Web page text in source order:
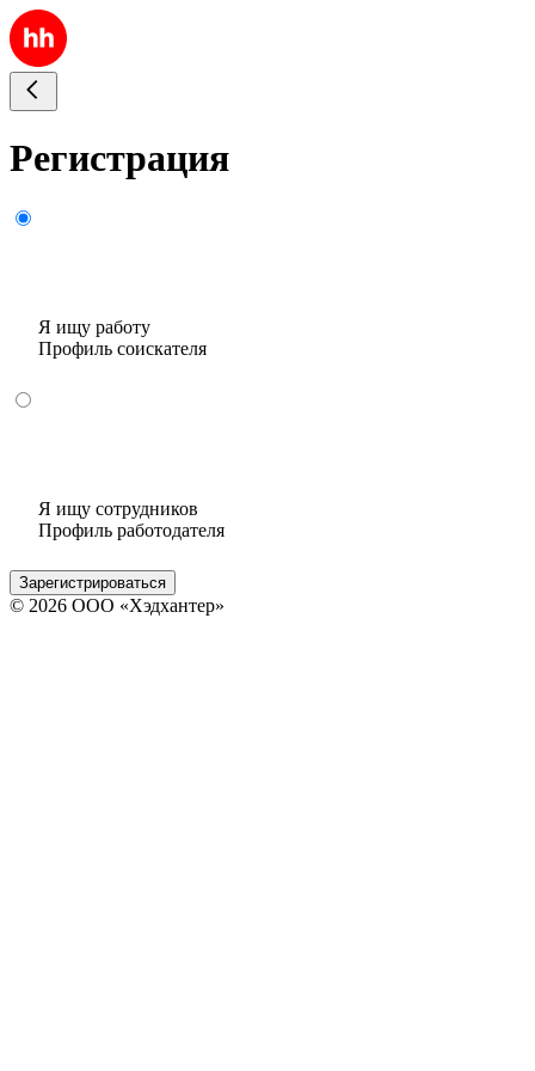
Регистрация
Я ищу работу
Профиль соискателя
Я ищу сотрудников
Профиль работодателя
Зарегистрироваться
© 2026 ООО «Хэдхантер»